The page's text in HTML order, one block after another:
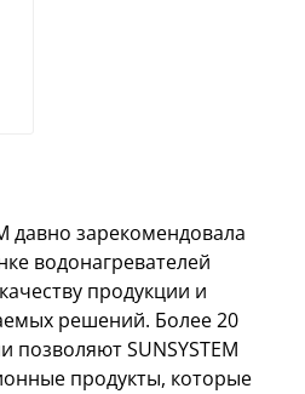
давно зарекомендовала
водонагревателей
продукции и
решений. Более 20
позволяют SUNSYSTEM
продукты, которые